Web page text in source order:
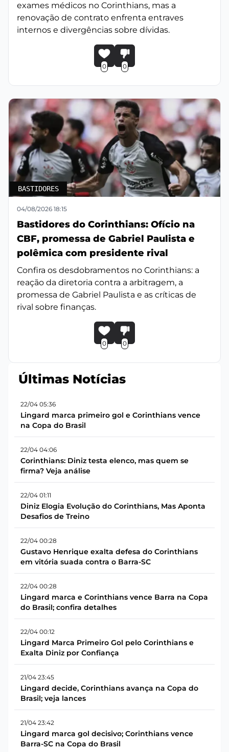
exames médicos no Corinthians, mas a
renovação de contrato enfrenta entraves
internos e divergências sobre dívidas.
0 0
BASTIDORES
04/08/2026 18:15
Bastidores do Corinthians: Ofício na
CBF, promessa de Gabriel Paulista e
polêmica com presidente rival
Confira os desdobramentos no Corinthians: a
reação da diretoria contra a arbitragem, a
promessa de Gabriel Paulista e as críticas de
rival sobre finanças.
0 0
Últimas Notícias
22/04 05:36
Lingard marca primeiro gol e Corinthians vence
na Copa do Brasil
22/04 04:06
Corinthians: Diniz testa elenco, mas quem se
firma? Veja análise
22/04 01:11
Diniz Elogia Evolução do Corinthians, Mas Aponta
Desafios de Treino
22/04 00:28
Gustavo Henrique exalta defesa do Corinthians
em vitória suada contra o Barra-SC
22/04 00:28
Lingard marca e Corinthians vence Barra na Copa
do Brasil; confira detalhes
22/04 00:12
Lingard Marca Primeiro Gol pelo Corinthians e
Exalta Diniz por Confiança
21/04 23:45
Lingard decide, Corinthians avança na Copa do
Brasil; veja lances
21/04 23:42
Lingard marca gol decisivo; Corinthians vence
Barra-SC na Copa do Brasil